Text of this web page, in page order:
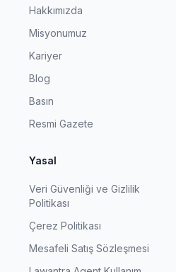
Hakkımızda
Misyonumuz
Kariyer
Blog
Basın
Resmi Gazete
Yasal
Veri Güvenliği ve Gizlilik
Politikası
Çerez Politikası
Mesafeli Satış Sözleşmesi